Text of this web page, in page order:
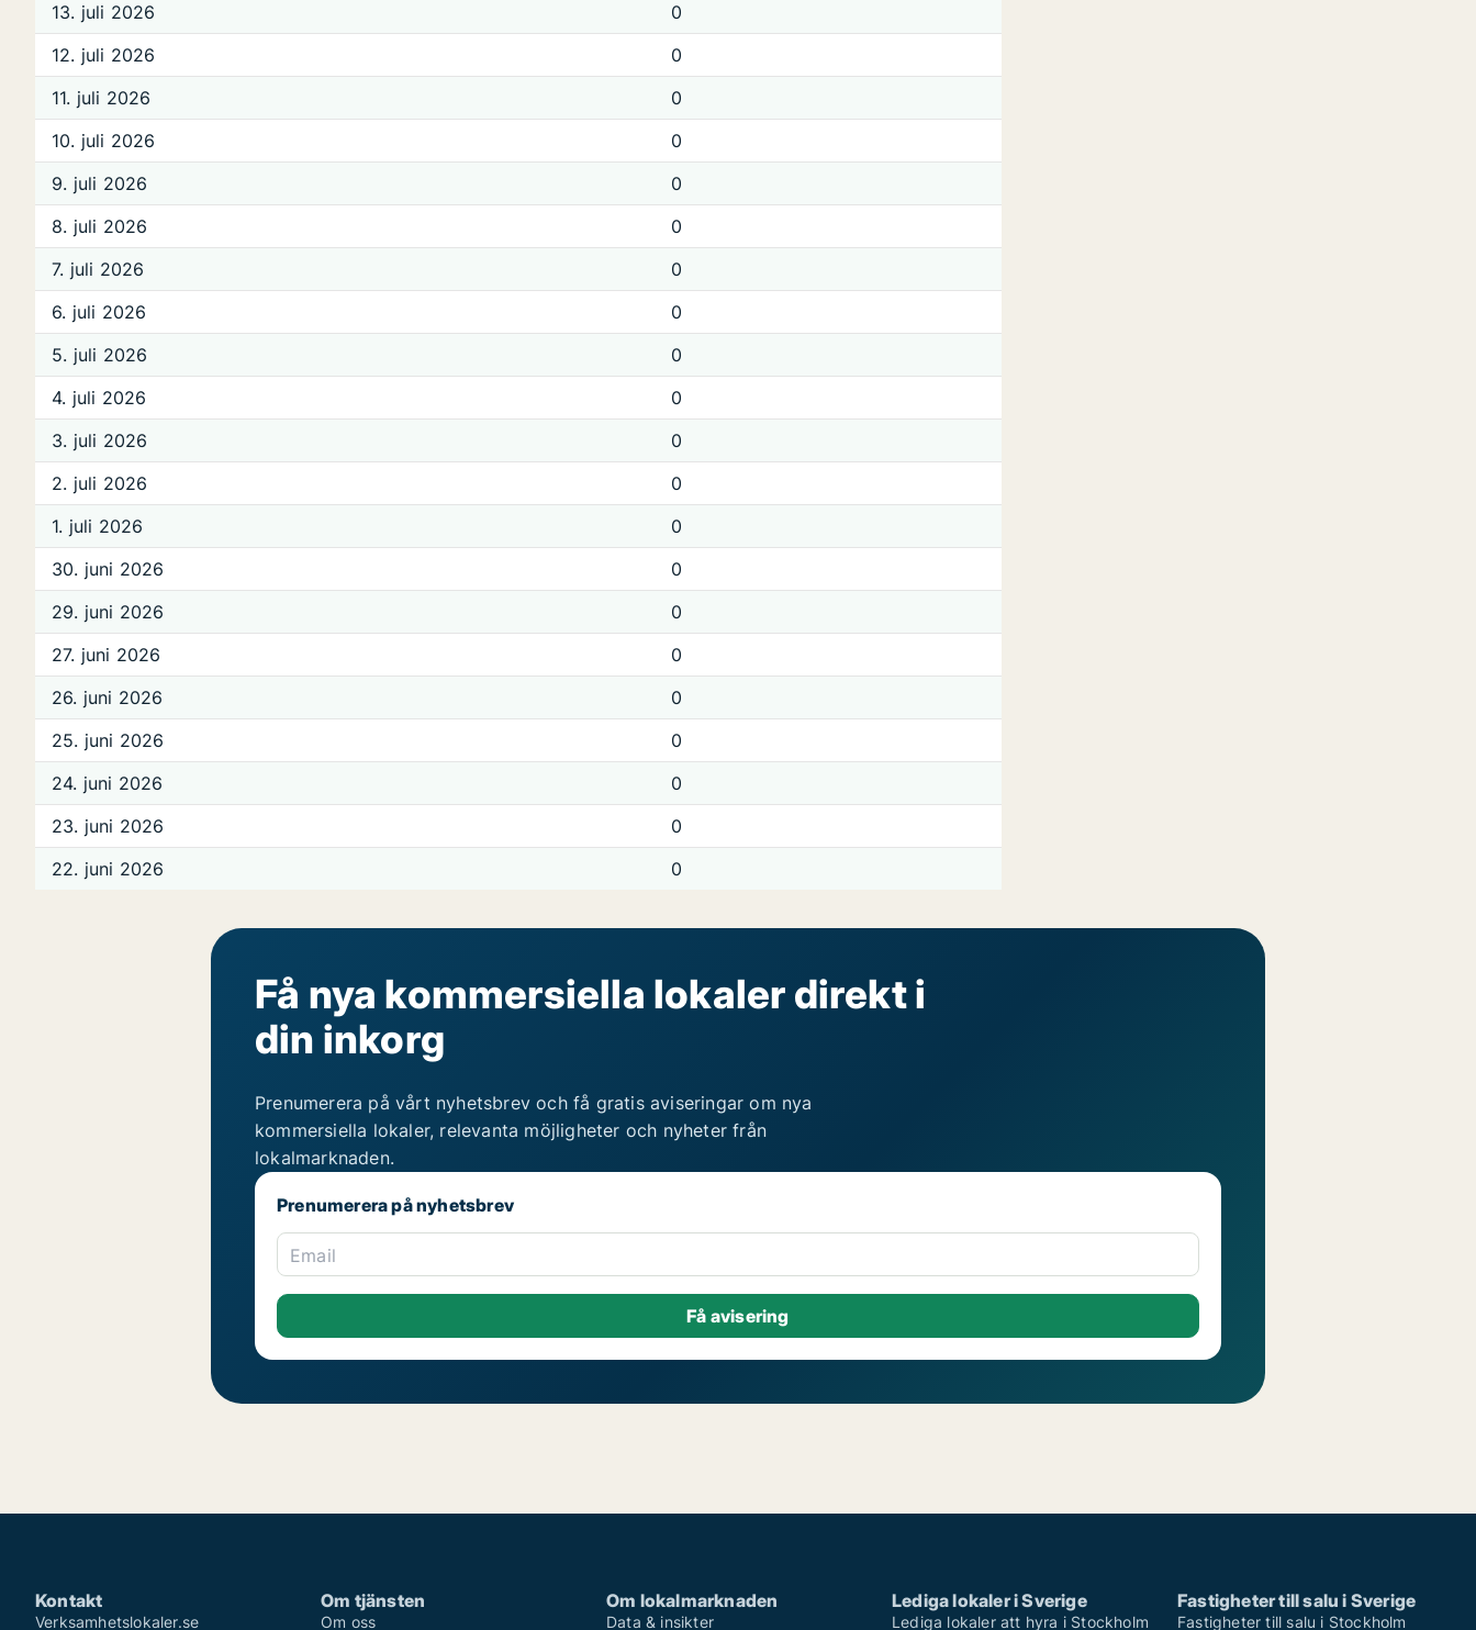
13. juli 2026
0
12. juli 2026
0
11. juli 2026
0
10. juli 2026
0
9. juli 2026
0
8. juli 2026
0
7. juli 2026
0
6. juli 2026
0
5. juli 2026
0
4. juli 2026
0
3. juli 2026
0
2. juli 2026
0
1. juli 2026
0
30. juni 2026
0
29. juni 2026
0
27. juni 2026
0
26. juni 2026
0
25. juni 2026
0
24. juni 2026
0
23. juni 2026
0
22. juni 2026
0
Få nya kommersiella lokaler direkt i
din inkorg
Prenumerera på vårt nyhetsbrev och få gratis aviseringar om nya
kommersiella lokaler, relevanta möjligheter och nyheter från
lokalmarknaden.
Prenumerera på nyhetsbrev
Email
Kontakt
Verksamhetslokaler.se
Om tjänsten
Om oss
Om lokalmarknaden
Data & insikter
Lediga lokaler i Sverige
Lediga lokaler att hyra i Stockholm
Fastigheter till salu i Sverige
Fastigheter till salu i Stockholm